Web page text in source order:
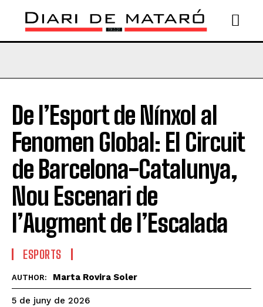
De l’Esport de Nínxol al
Fenomen Global: El Circuit
de Barcelona-Catalunya,
Nou Escenari de
l’Augment de l’Escalada
ESPORTS
AUTHOR: Marta Rovira Soler
5 de juny de 2026